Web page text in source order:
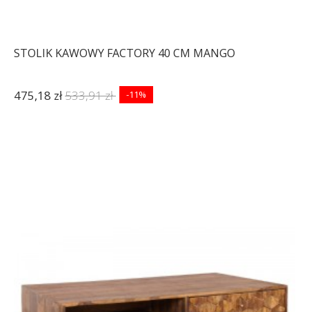
STOLIK KAWOWY FACTORY 40 CM MANGO
475,18 zł533,91 zł -11%